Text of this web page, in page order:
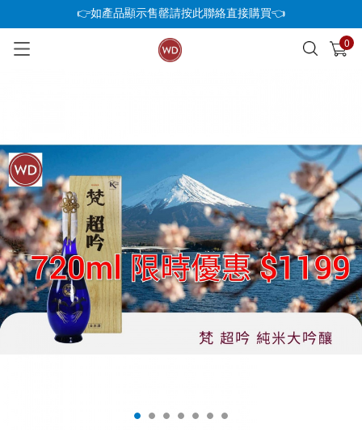
👉如產品顯示售罄請按此聯絡直接購買👈
0
已加入購物車 查看